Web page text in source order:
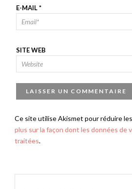
E-MAIL*
SITE WEB
Ce site utilise Akismet pour réduire
plus sur la façon dont les données de
traitées.